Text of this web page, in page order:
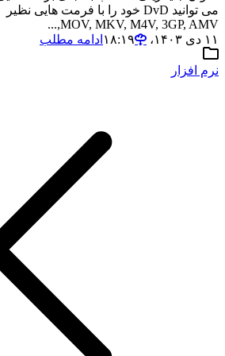
MOV, MKV, M4V, 3GP, AMV,...
۱۱ دی ۱۴۰۳،‏ ۱۸:۱۹
ادامه مطلب
نرم افزار